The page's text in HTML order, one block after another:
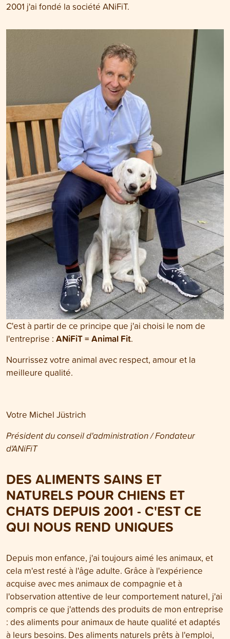
2001 j'ai fondé la société ANiFiT.
C'est à partir de ce principe que j'ai choisi le nom de
l'entreprise : ANiFiT = Animal Fit.
Nourrissez votre animal avec respect, amour et la
meilleure qualité.
Votre Michel Jüstrich
Président du conseil d'administration / Fondateur
d'ANiFiT
DES ALIMENTS SAINS ET
NATURELS POUR CHIENS ET
CHATS DEPUIS 2001 - C'EST CE
QUI NOUS REND UNIQUES
Depuis mon enfance, j'ai toujours aimé les animaux, et
cela m'est resté à l'âge adulte. Grâce à l'expérience
acquise avec mes animaux de compagnie et à
l'observation attentive de leur comportement naturel, j'ai
compris ce que j'attends des produits de mon entreprise
: des aliments pour animaux de haute qualité et adaptés
à leurs besoins. Des aliments naturels prêts à l'emploi,